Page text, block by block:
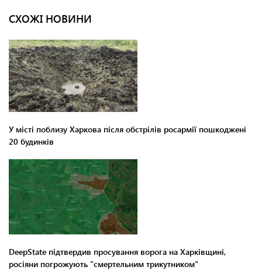
СХОЖІ НОВИНИ
У місті поблизу Харкова після обстрілів росармії пошкоджені
20 будинків
DeepState підтвердив просування ворога на Харківщині,
росіяни погрожують "смертельним трикутником"